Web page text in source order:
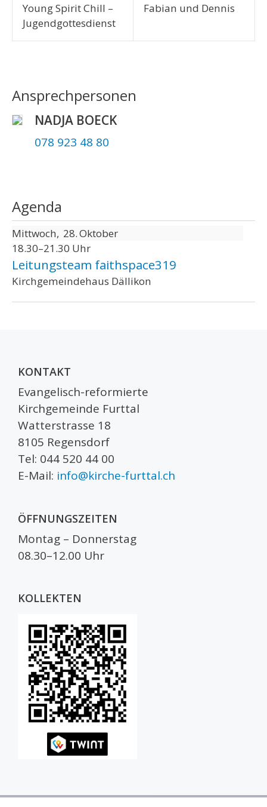
Young Spirit Chill –
Jugendgottesdienst
Fabian und Dennis
Ansprechpersonen
NADJA BOECK
078 923 48 80
Agenda
Mittwoch 28 Oktober
18.30–21.30 Uhr
Leitungsteam faithspace319
Kirchgemeindehaus Dällikon
KONTAKT
Evangelisch-reformierte
Kirchgemeinde Furttal
Watterstrasse 18
8105 Regensdorf
Tel: 044 520 44 00
E-Mail: info@kirche-furttal.ch
ÖFFNUNGSZEITEN
Montag – Donnerstag
08.30–12.00 Uhr
KOLLEKTEN